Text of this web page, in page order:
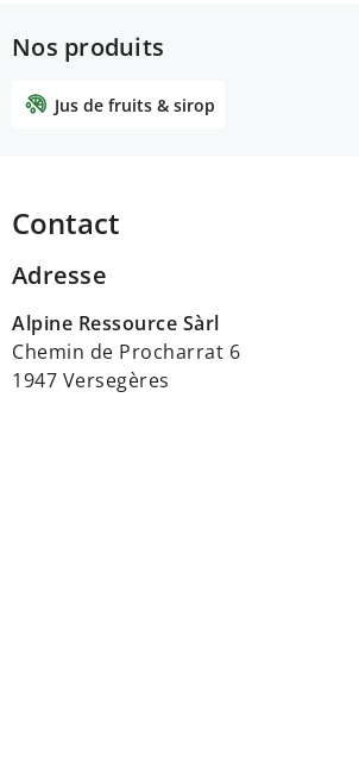
Nos produits
Jus de fruits & sirop
Contact
Adresse
Alpine Ressource Sàrl
Chemin de Procharrat 6
1947 Versegères